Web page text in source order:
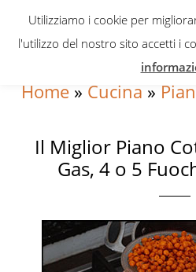
Skip
navigation
Skip
Skip
sidebar
Home » Cucina »
Il Miglior Piano
Gas, 4 o 5
Utilizziamo i cookie per
l'utilizzo del nostro sito accetti i